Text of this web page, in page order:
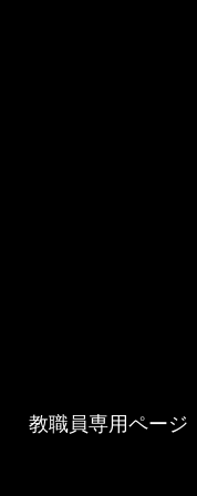
教職員専用ページ